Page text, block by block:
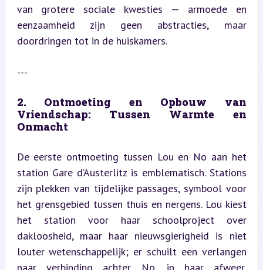
van grotere sociale kwesties — armoede en
eenzaamheid zijn geen abstracties, maar
doordringen tot in de huiskamers.
---
2. Ontmoeting en Opbouw van
Vriendschap: Tussen Warmte en
Onmacht
De eerste ontmoeting tussen Lou en No aan het
station Gare d’Austerlitz is emblematisch. Stations
zijn plekken van tijdelijke passages, symbool voor
het grensgebied tussen thuis en nergens. Lou kiest
het station voor haar schoolproject over
dakloosheid, maar haar nieuwsgierigheid is niet
louter wetenschappelijk; er schuilt een verlangen